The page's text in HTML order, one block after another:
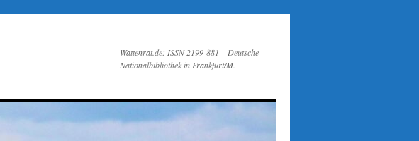
Wattenrat.de: ISSN 2199-881 – Deutsche
Nationalbibliothek in Frankfurt/M.